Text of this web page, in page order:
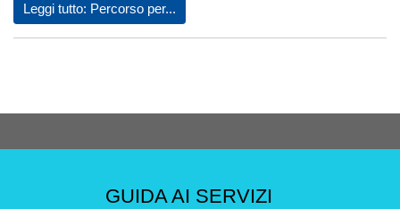
Leggi tutto: Percorso per...
GUIDA AI SERVIZI